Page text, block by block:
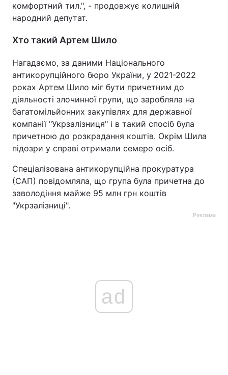
комфортний тил.", - продовжує колишній
народний депутат.
Хто такий Артем Шило
Нагадаємо, за даними Національного
антикорупційного бюро України, у 2021-2022
роках Артем Шило міг бути причетним до
діяльності злочинної групи, що заробляла на
багатомільйонних закупівлях для державної
компанії "Укрзалізниця" і в такий спосіб була
причетною до розкрадання коштів. Окрім Шила
підозри у справі отримали семеро осіб.
Спеціалізована антикорупційна прокуратура
(САП) повідомляла, що група була причетна до
заволодіння майже 95 млн грн коштів
"Укрзалізниці".
Реклама
ad